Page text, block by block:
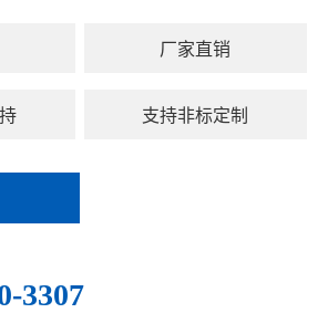
厂家直销
支持非标定制
3307